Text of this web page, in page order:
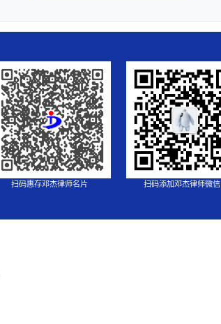
扫码惠存邓杰律师名片 扫码添加邓杰律师微信